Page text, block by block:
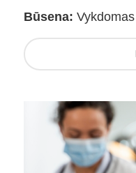
Būsena: Vykdomas